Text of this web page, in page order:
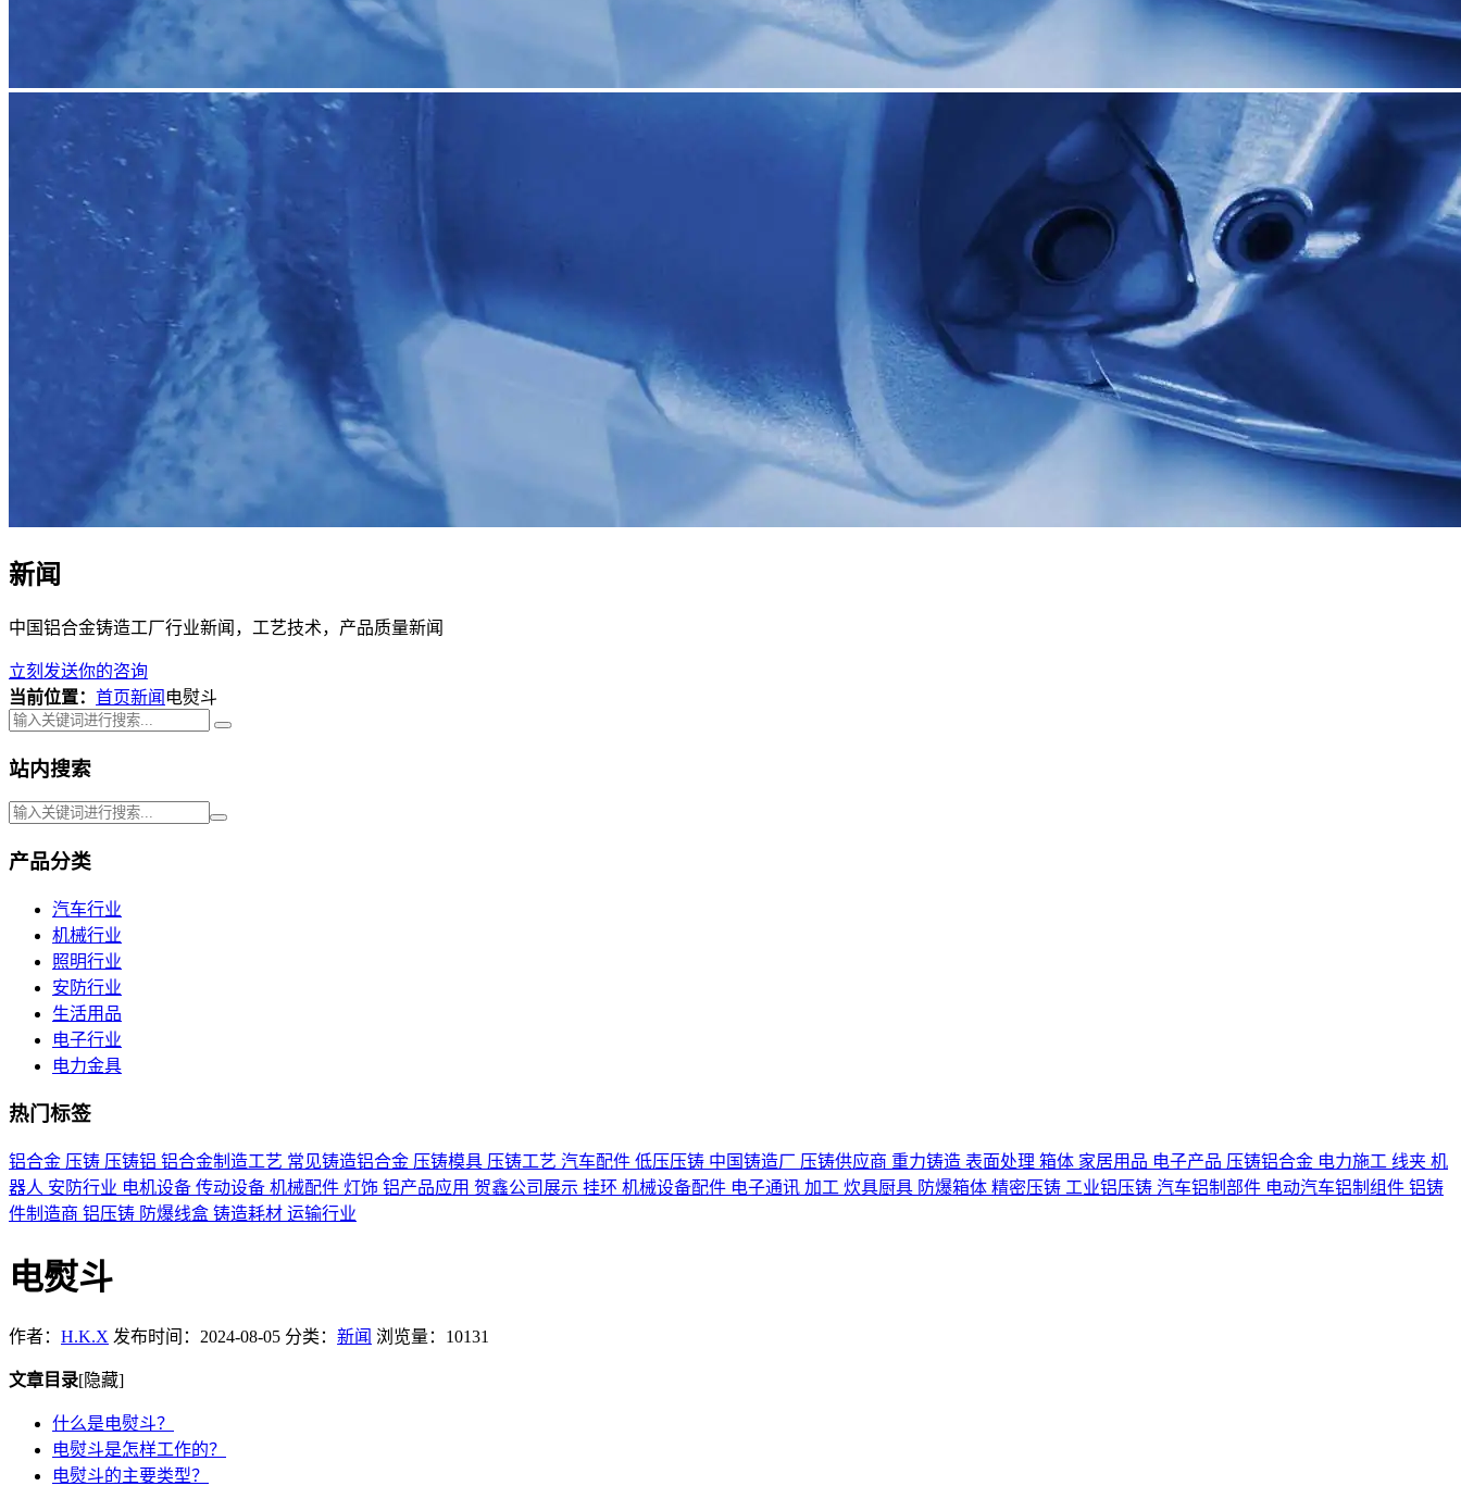
新闻
中国铝合金铸造工厂行业新闻，工艺技术，产品质量新闻
立刻发送你的咨询
当前位置： 首页新闻 电熨斗
站内搜索
产品分类
汽车行业
机械行业
照明行业
安防行业
生活用品
电子行业
电力金具
热门标签
铝合金 压铸 压铸铝 铝合金制造工艺 常见铸造铝合金 压铸模具 压铸工艺 汽车配件 低压压铸 中国铸造厂 压铸供应商 重力铸造 表面处理 箱体 家居用品 电子产品 压铸铝合金 电力施工 线夹 机
器人 安防行业 电机设备 传动设备 机械配件 灯饰 铝产品应用 贺鑫公司展示 挂环 机械设备配件 电子通讯 加工 炊具厨具 防爆箱体 精密压铸 工业铝压铸 汽车铝制部件 电动汽车铝制组件 铝铸
件制造商 铝压铸 防爆线盒 铸造耗材 运输行业
电熨斗
作者： H.K.X 发布时间：2024-08-05 分类： 新闻 浏览量：10131
文章目录[隐藏]
什么是电熨斗？
电熨斗是怎样工作的？
电熨斗的主要类型？